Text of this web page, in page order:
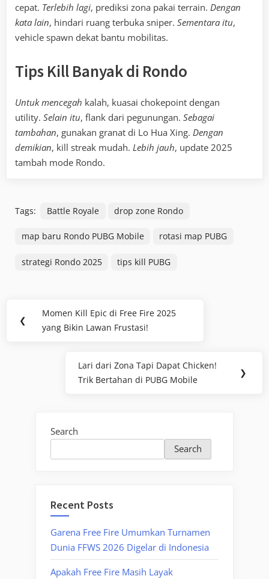
cepat. Terlebih lagi, prediksi zona pakai terrain. Dengan
kata lain, hindari ruang terbuka sniper. Sementara itu,
vehicle spawn dekat bantu mobilitas.
Tips Kill Banyak di Rondo
Untuk mencegah kalah, kuasai chokepoint dengan
utility. Selain itu, flank dari pegunungan. Sebagai
tambahan, gunakan granat di Lo Hua Xing. Dengan
demikian, kill streak mudah. Lebih jauh, update 2025
tambah mode Rondo.
Tags: Battle Royale drop zone Rondo
map baru Rondo PUBG Mobile rotasi map PUBG
strategi Rondo 2025 tips kill PUBG
navigation
❮
Previous
Post:
Momen Kill Epic di Free Fire 2025
yang Bikin Lawan Frustasi!
Next
Post:
Lari dari Zona Tapi Dapat Chicken!
Trik Bertahan di PUBG Mobile
❯
Search
Search
Recent Posts
Garena Free Fire Umumkan Turnamen
Dunia FFWS 2026 Digelar di Indonesia
Apakah Free Fire Masih Layak